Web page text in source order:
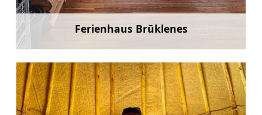
Ferienhaus Brūklenes